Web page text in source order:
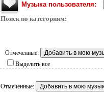
Музыка пользователя:
Поиск по категориям:
Отмеченные:
Выделить все
Отмеченные: